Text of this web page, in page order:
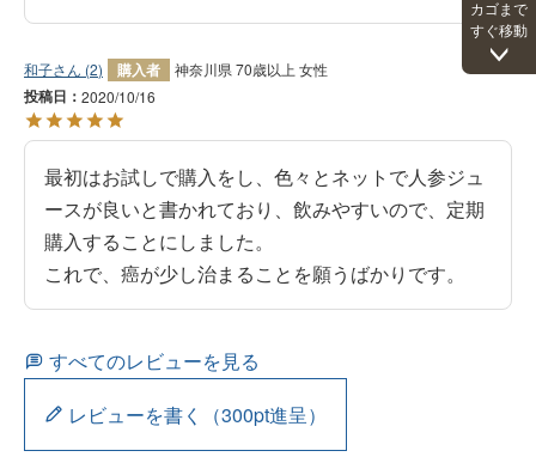
和子 2 購入者 神奈川県 70歳以上 女性
投稿日 2020/10/16
最初はお試しで購入をし、色々とネットで人参ジュ
ースが良いと書かれており、飲みやすいので、定期
購入することにしました。
これで、癌が少し治まることを願うばかりです。
すべてのレビューを見る
レビューを書く（300pt進呈）
カゴまで
すぐ移動